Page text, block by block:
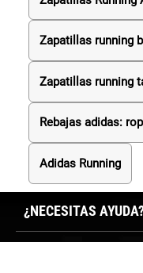
Zapatillas running
Zapatillas running
Rebajas adidas:
Adidas Running
¿NECESITAS